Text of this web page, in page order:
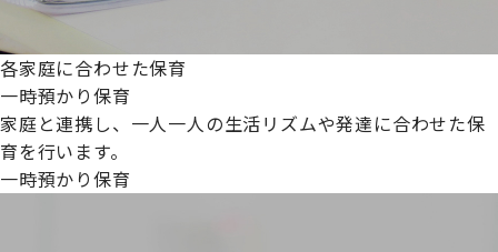
各家庭に合わせた保育
一時預かり保育
家庭と連携し、一人一人の生活リズムや発達に合わせた保
育を行います。
一時預かり保育